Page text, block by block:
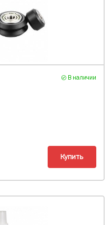
В наличии
Купить